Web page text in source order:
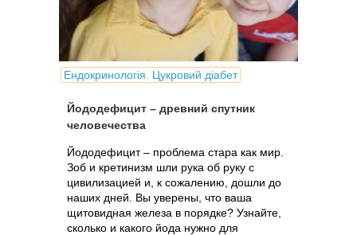
Ендокринологія. Цукровий діабет
Йододефицит – древний спутник
человечества
Йододефицит – проблема стара как мир.
Зоб и кретинизм шли рука об руку с
цивилизацией и, к сожалению, дошли до
наших дней. Вы уверены, что ваша
щитовидная железа в порядке? Узнайте,
сколько и какого йода нужно для